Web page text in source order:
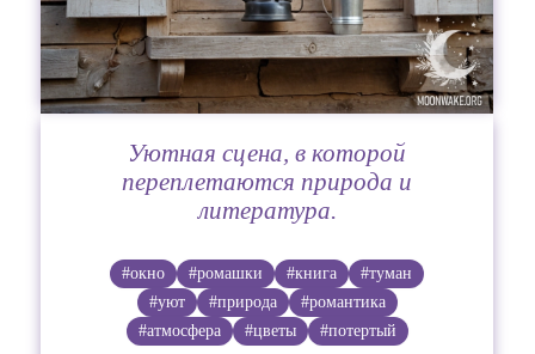
Уютная сцена, в которой
переплетаются природа и
литература.
#окно #ромашки #книга
#туман
#уют
#природа
#романтика
#атмосфера
#цветы #потертый